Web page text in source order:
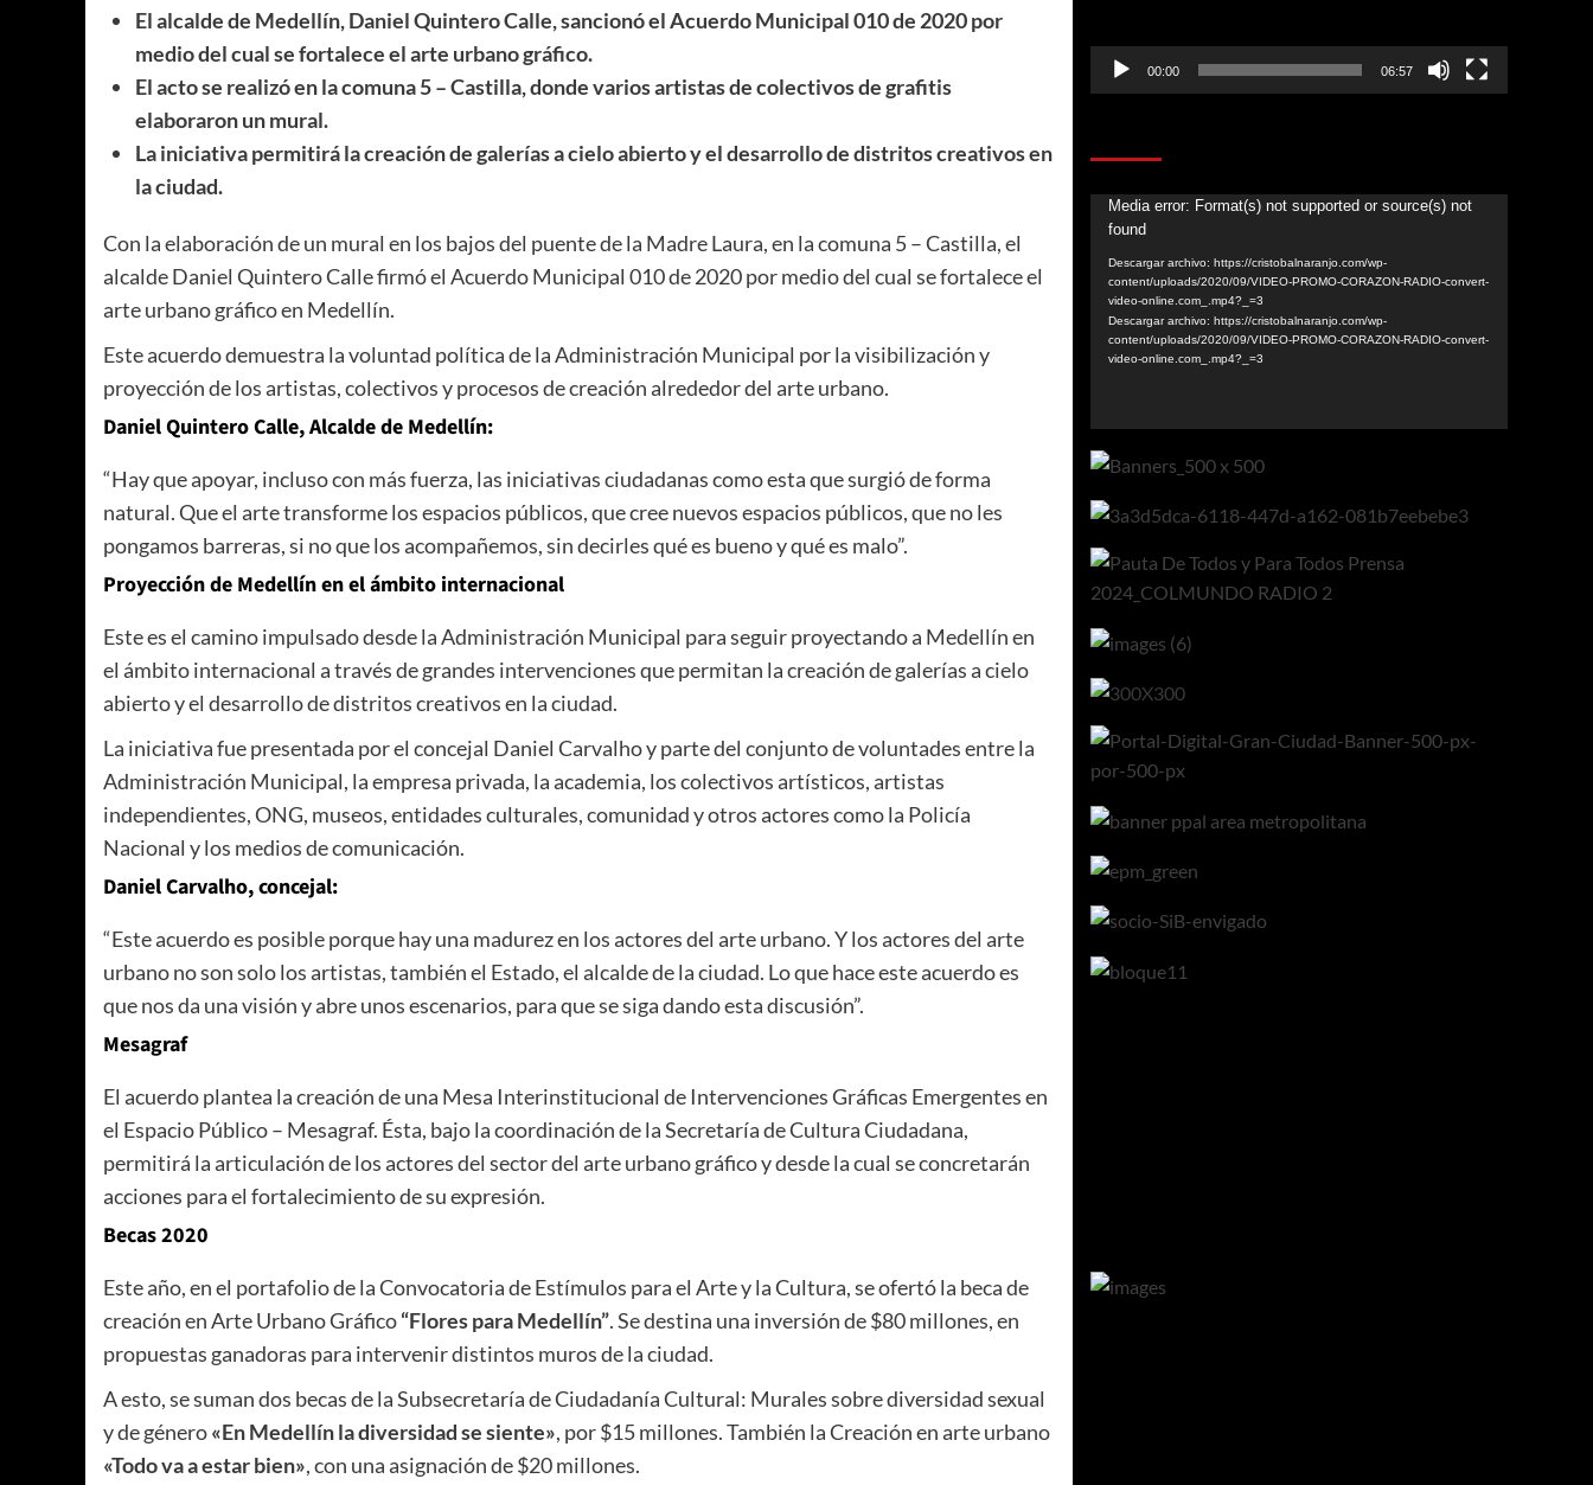
El alcalde de Medellín, Daniel Quintero Calle, sancionó el Acuerdo Municipal 010 de 2020 por
medio del cual se fortalece el arte urbano gráfico.
El acto se realizó en la comuna 5 – Castilla, donde varios artistas de colectivos de grafitis
elaboraron un mural.
La iniciativa permitirá la creación de galerías a cielo abierto y el desarrollo de distritos creativos en
la ciudad.
Con la elaboración de un mural en los bajos del puente de la Madre Laura, en la comuna 5 – Castilla, el
alcalde Daniel Quintero Calle firmó el Acuerdo Municipal 010 de 2020 por medio del cual se fortalece el
arte urbano gráfico en Medellín.
Este acuerdo demuestra la voluntad política de la Administración Municipal por la visibilización y
proyección de los artistas, colectivos y procesos de creación alrededor del arte urbano.
Daniel Quintero Calle, Alcalde de Medellín:
“Hay que apoyar, incluso con más fuerza, las iniciativas ciudadanas como esta que surgió de forma
natural. Que el arte transforme los espacios públicos, que cree nuevos espacios públicos, que no les
pongamos barreras, si no que los acompañemos, sin decirles qué es bueno y qué es malo”.
Proyección de Medellín en el ámbito internacional
Este es el camino impulsado desde la Administración Municipal para seguir proyectando a Medellín en
el ámbito internacional a través de grandes intervenciones que permitan la creación de galerías a cielo
abierto y el desarrollo de distritos creativos en la ciudad.
La iniciativa fue presentada por el concejal Daniel Carvalho y parte del conjunto de voluntades entre la
Administración Municipal, la empresa privada, la academia, los colectivos artísticos, artistas
independientes, ONG, museos, entidades culturales, comunidad y otros actores como la Policía
Nacional y los medios de comunicación.
Daniel Carvalho, concejal:
“Este acuerdo es posible porque hay una madurez en los actores del arte urbano. Y los actores del arte
urbano no son solo los artistas, también el Estado, el alcalde de la ciudad. Lo que hace este acuerdo es
que nos da una visión y abre unos escenarios, para que se siga dando esta discusión”.
Mesagraf
El acuerdo plantea la creación de una Mesa Interinstitucional de Intervenciones Gráficas Emergentes en
el Espacio Público – Mesagraf. Ésta, bajo la coordinación de la Secretaría de Cultura Ciudadana,
permitirá la articulación de los actores del sector del arte urbano gráfico y desde la cual se concretarán
acciones para el fortalecimiento de su expresión.
Becas 2020
Este año, en el portafolio de la Convocatoria de Estímulos para el Arte y la Cultura, se ofertó la beca de
creación en Arte Urbano Gráfico“Flores para Medellín”. Se destina una inversión de $80 millones, en
propuestas ganadoras para intervenir distintos muros de la ciudad.
A esto, se suman dos becas de la Subsecretaría de Ciudadanía Cultural: Murales sobre diversidad sexual
y de género«En Medellín la diversidad se siente», por $15 millones. También la Creación en arte urbano
«Todo va a estar bien», con una asignación de $20 millones.
00:00 06:57
Reproductor
vídeo
Media error: Format(s) not supported or source(s) not
found
Descargar archivo: https://cristobalnaranjo.com/wp-
content/uploads/2020/09/VIDEO-PROMO-CORAZON-RADIO-convert-
video-online.com_.mp4?_=3
Descargar archivo: https://cristobalnaranjo.com/wp-
content/uploads/2020/09/VIDEO-PROMO-CORAZON-RADIO-convert-
video-online.com_.mp4?_=3